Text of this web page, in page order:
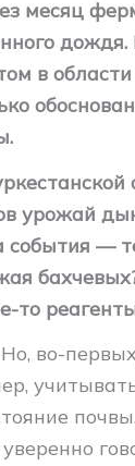
месяц
в
урожай
события —
то
во-